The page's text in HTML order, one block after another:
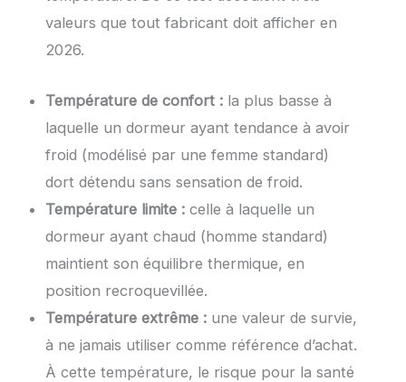
valeurs que tout fabricant doit afficher en
2026.
Température de confort : la plus basse à
laquelle un dormeur ayant tendance à avoir
froid (modélisé par une femme standard)
dort détendu sans sensation de froid.
Température limite : celle à laquelle un
dormeur ayant chaud (homme standard)
maintient son équilibre thermique, en
position recroquevillée.
Température extrême : une valeur de survie,
à ne jamais utiliser comme référence d’achat.
À cette température, le risque pour la santé